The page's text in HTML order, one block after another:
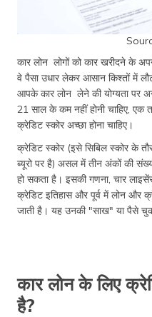
कार लोन लोगों को कार खरीदने के
वे पैसा उधार लेकर आसान किश्तों में
आपके कार लोन लेने की योग्यता पर
21 साल के कम नहीं होनी चाहिए, एक
क्रेडिट स्कोर अच्छा होना चाहिए।
क्रेडिट स्कोर (इसे सिबिल स्कोर के
ब्यूरो पर है) असल में तीन अंकों की
हो सकता है। इसकी गणना, चार लाइसेंस
क्रेडिट इतिहास और पूर्व में लोन और
जाती है। यह उनकी "साख" या पैसे
कार लोन के लिए
है?